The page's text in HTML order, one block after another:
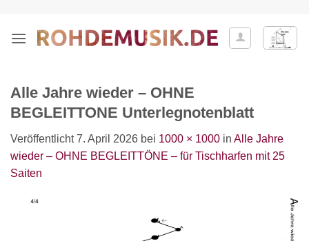
springen
Alle Jahre wieder – OHNE
BEGLEITTONE Unterlegnotenblatt
Veröffentlicht7. April 2026 bei 1000 × 1000 in Alle Jahre
wieder – OHNE BEGLEITTÖNE – für Tischharfen mit 25
Saiten